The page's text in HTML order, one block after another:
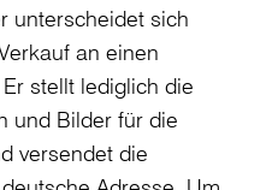
unterscheidet sich
an einen
stellt lediglich die
und Bilder für die
versendet die